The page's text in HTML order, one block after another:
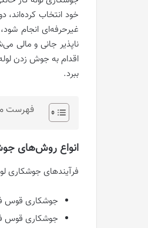
خود انتخاب
غیرحرفه‌ای انجام
ناپذیر جانی و مالی
اقدام به جوش زدن
ببرد.
فهرست
انواع روش‌های
فرآیندهای جوشکاری
جوشکاری قوس
جوشکاری قوس